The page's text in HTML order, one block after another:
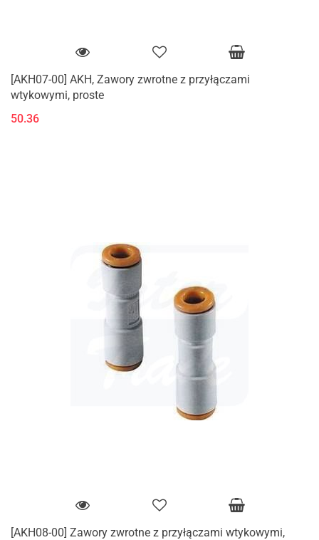
[AKH07-00] AKH, Zawory zwrotne z przyłączami
wtykowymi, proste
50.36
[AKH08-00] Zawory zwrotne z przyłączami wtykowymi,